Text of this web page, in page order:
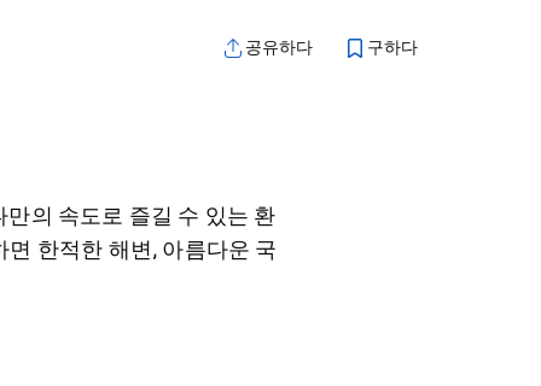
공유하다 구하다
의 속도로 즐길 수 있는 환
한적한 해변, 아름다운 국